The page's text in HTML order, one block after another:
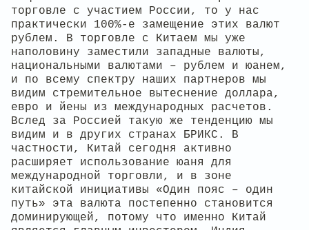
торговле с участием России, то у нас
практически 100%-е замещение этих валют
рублем. В торговле с Китаем мы уже
наполовину заместили западные валюты,
национальными валютами – рублем и юанем,
и по всему спектру наших партнеров мы
видим стремительное вытеснение доллара,
евро и йены из международных расчетов.
Вслед за Россией такую же тенденцию мы
видим и в других странах БРИКС. В
частности, Китай сегодня активно
расширяет использование юаня для
международной торговли, и в зоне
китайской инициативы «Один пояс – один
путь» эта валюта постепенно становится
доминирующей, потому что именно Китай